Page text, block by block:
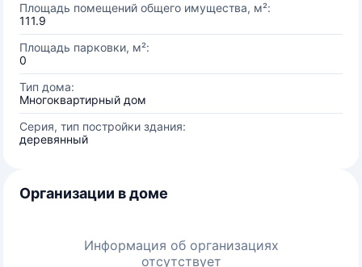
Площадь помещений общего имущества, м²:
111.9
Площадь парковки, м²:
0
Тип дома:
Многоквартирный дом
Серия, тип постройки здания:
деревянный
Организации в доме
Информация об организациях
отсутствует